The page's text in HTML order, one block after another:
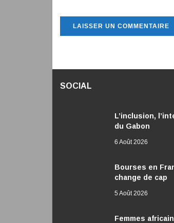
SOCIAL
L’inclusion,
du Gabon
6 Août 2026
Bourses en
change de cap
5 Août 2026
Femmes